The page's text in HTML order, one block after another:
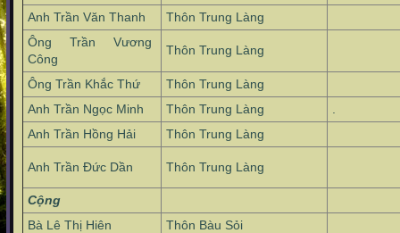
Anh Trần Văn Thanh
Thôn Trung Làng
Ông Trần Vương
Công
Thôn Trung Làng
Ông Trần Khắc Thứ
Thôn Trung Làng
Anh Trần Ngọc Minh
Thôn Trung Làng
Anh Trần Hồng Hải
Thôn Trung Làng
Anh Trần Đức Dần Thôn Trung Làng
Cộng
Bà Lê Thị Hiên
Thôn Bàu Sỏi